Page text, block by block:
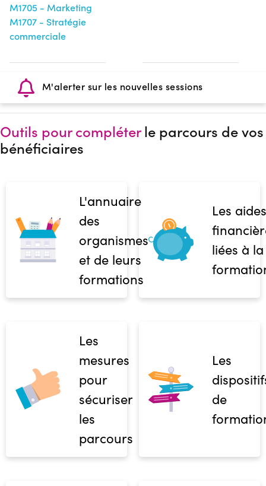
M1705 - Marketing
M1707 - Stratégie
commerciale
M'alerter sur les nouvelles sessions
Outils pour compléterle parcours de vos
bénéficiaires
L'annuaire
des
organismes
et de leurs
formations
Les aides
liées à la
Les
mesures
pour
sécuriser
les
parcours
Les
de